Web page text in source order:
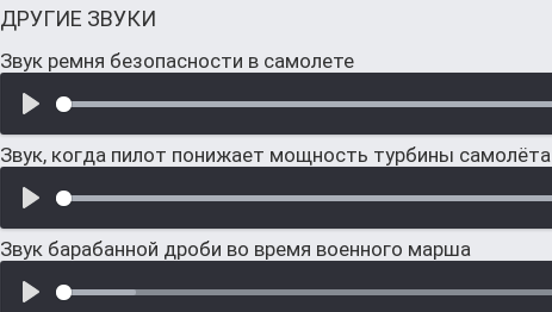
ДРУГИЕ ЗВУКИ
Звук ремня безопасности в самолете
Звук, когда пилот понижает мощность турбины самолёта
Звук барабанной дроби во время военного марша